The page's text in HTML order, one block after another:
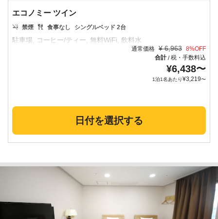
エコノミー ツイン
禁煙 食事なし シングルベッド 2台
通常価格 ¥ 6,963 8%OFF
合計/税・手数料込
¥6,438〜
1泊1名あたり¥3,219〜
日付を選択する